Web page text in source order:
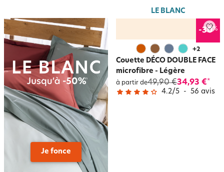
LE BLANC
-30%
+2
Couette DÉCO DOUBLE FACE
microfibre - Légère
à partir de49,90 €34,93 €*
4.2/5 - 56 avis
Je fonce